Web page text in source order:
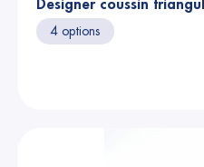
Designer coussin
4 options